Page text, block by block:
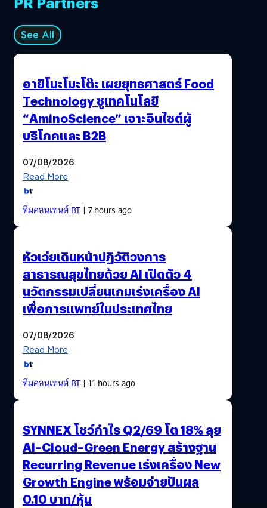
See All
อายิโนะโมะโต๊ะ เผยยุทธศาสตร์ Food
Technology ชูเทคโนโลยี
“AminoScience” เจาะอินไซต์ผู้
บริโภคและ B2B
07/08/2026
Read More
ทีมคอนเทนต์ BT| 7 hours ago
หัวเว่ยเดินหน้าปฏิวัติวงการ
สาธารณสุขไทยด้วย AI เปิดตัว 4
นวัตกรรมเปลี่ยนเกมเร่งเครื่อง AI
เพื่อการแพทย์ในประเทศไทย
07/08/2026
Read More
ทีมคอนเทนต์ BT| 11 hours ago
SYNNEX โชว์กำไร Q2/69 โต 18% ลุย
AI–Cloud–Green Energy สร้างฐาน
Recurring Revenue เร่งเครื่อง New
Growth Engine พร้อมจ่ายปันผล
0.10 บาท/หุ้น